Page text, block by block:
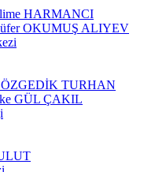
HARMANCI
OKUMUŞ ALIYEV
ÖZGEDİK TURHAN
GÜL ÇAKIL